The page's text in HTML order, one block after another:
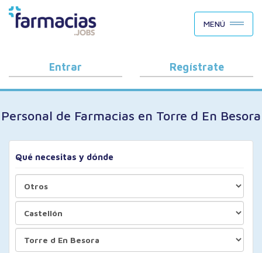
BUSCAR CANDIDATOS
OFERTAS DE EMPLEO
COMO FUNCIONA
PORQUÉ FARMACIAS.JOBS
BLOG
MENÚ
Entrar Regístrate
Personal de Farmacias en Torre d En Besora
Qué necesitas y dónde